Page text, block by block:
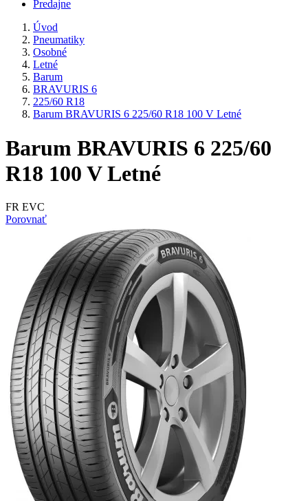
Predajne
Úvod
Pneumatiky
Osobné
Letné
Barum
BRAVURIS 6
225/60 R18
Barum BRAVURIS 6 225/60 R18 100 V Letné
Barum BRAVURIS 6 225/60
R18 100 V Letné
FR EVC
Porovnať